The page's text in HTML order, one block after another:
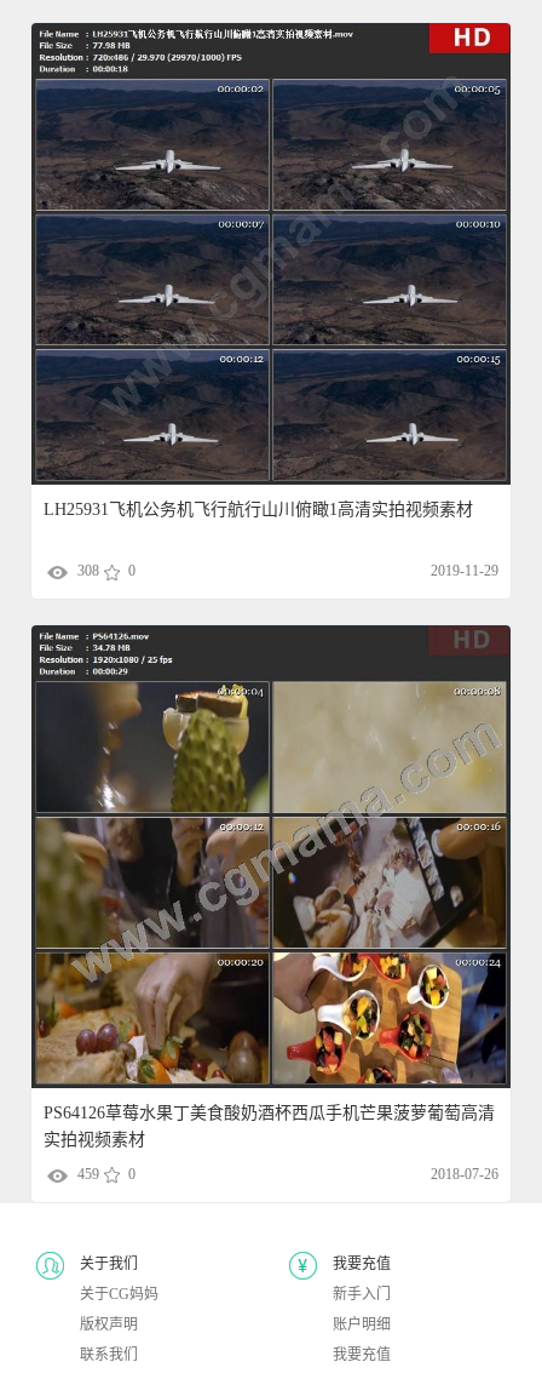
LH25931飞机公务机飞行航行山川俯瞰1高清实拍视频素材
308 0 2019-11-29
PS64126草莓水果丁美食酸奶酒杯西瓜手机芒果菠萝葡萄高清
实拍视频素材
459 0 2018-07-26
关于我们
关于CG妈妈
版权声明
联系我们
我要充值
新手入门
账户明细
我要充值